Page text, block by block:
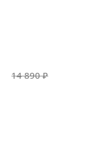
14 890 ₽